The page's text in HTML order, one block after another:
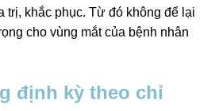
trị, khắc phục. Từ đó không để lại
cho vùng mắt của bệnh nhân
định kỳ theo chỉ